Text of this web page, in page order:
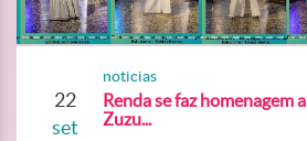
22
set
noticias
Renda se faz homenagem a
Zuzu...